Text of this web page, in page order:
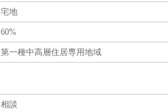
宅地
60%
第一種中高層住居専用地域
相談